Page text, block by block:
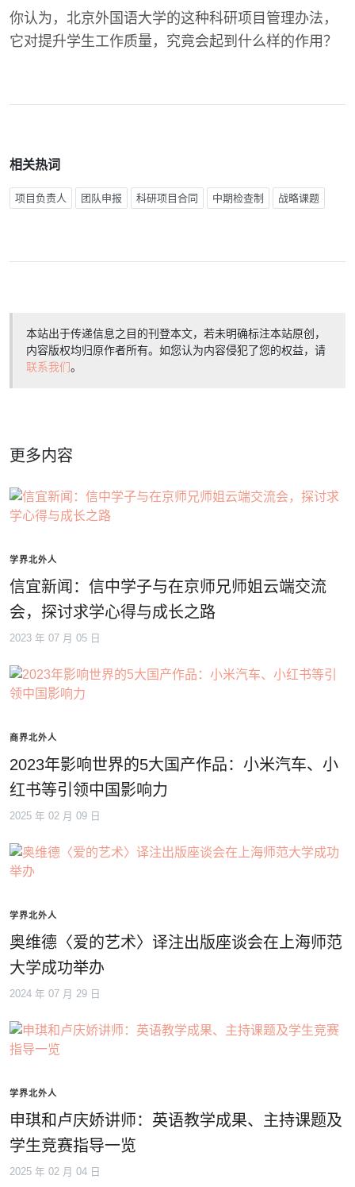
你认为，北京外国语大学的这种科研项目管理办法，
它对提升学生工作质量，究竟会起到什么样的作用？
相关热词
项目负责人 团队申报 科研项目合同 中期检查制 战略课题
本站出于传递信息之目的刊登本文，若未明确标注本站原创，
内容版权均归原作者所有。如您认为内容侵犯了您的权益，请
联系我们。
更多内容
学界北外人
信宜新闻：信中学子与在京师兄师姐云端交流
会，探讨求学心得与成长之路
2023 年 07 月 05 日
商界北外人
2023年影响世界的5大国产作品：小米汽车、小
红书等引领中国影响力
2025 年 02 月 09 日
学界北外人
奥维德〈爱的艺术〉译注出版座谈会在上海师范
大学成功举办
2024 年 07 月 29 日
学界北外人
申琪和卢庆娇讲师：英语教学成果、主持课题及
学生竞赛指导一览
2025 年 02 月 04 日